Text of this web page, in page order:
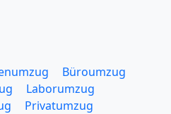
Büroumzug
Laborumzug
Privatumzug